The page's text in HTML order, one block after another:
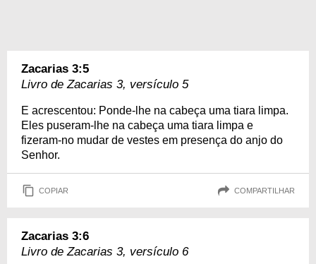
Zacarias 3:5
Livro de Zacarias 3, versículo 5
E acrescentou: Ponde-lhe na cabeça uma tiara limpa.
Eles puseram-lhe na cabeça uma tiara limpa e
fizeram-no mudar de vestes em presença do anjo do
Senhor.
COPIAR COMPARTILHAR
Zacarias 3:6
Livro de Zacarias 3, versículo 6